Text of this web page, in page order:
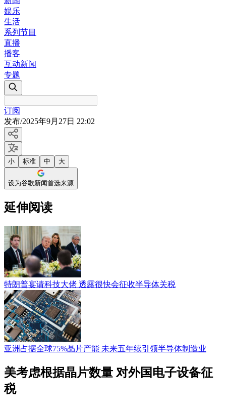
娱乐
生活
系列节目
直播
播客
互动新闻
专题
订阅
发布/2025年9月27日 22:02
小 标准 中 大
设为谷歌新闻首选来源
延伸阅读
特朗普宴请科技大佬 透露很快会征收半导体关税
亚洲占据全球75%晶片产能 未来五年续引领半导体制造业
美考虑根据晶片数量 对外国电子设备征
税